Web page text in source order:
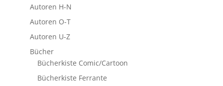
Autoren H-N
Autoren O-T
Autoren U-Z
Bücher
Bücherkiste Comic/Cartoon
Bücherkiste Ferrante